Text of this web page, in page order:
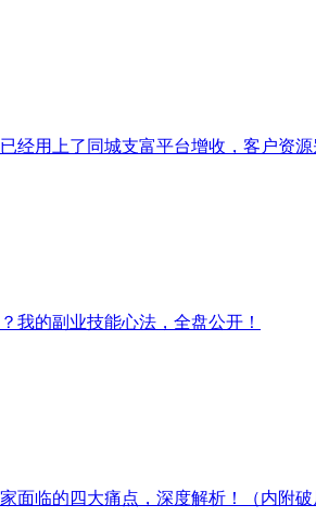
经用上了同城支富平台增收，客户资源
我的副业技能心法，全盘公开！
面临的四大痛点，深度解析！（内附破